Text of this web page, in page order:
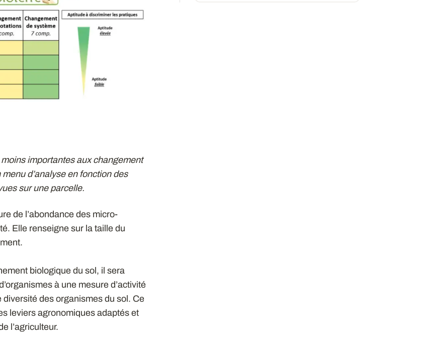
importantes aux changement
d’analyse en fonction des
sur une parcelle.
de l’abondance des micro-
Elle renseigne sur la taille du
biologique du sol, il sera
à une mesure d’activité
des organismes du sol. Ce
leviers agronomiques adaptés et
l’agriculteur.